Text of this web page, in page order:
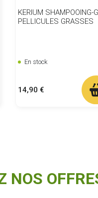
KERIUM SHAMPOOING-
PELLICULES GRASSES
En stock
Prix
14,90 €
NOS